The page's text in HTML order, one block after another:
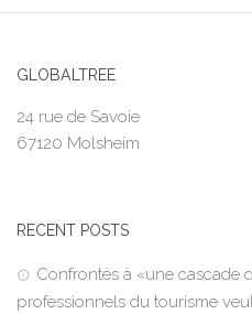
GLOBALTREE
24 rue de Savoie
67120 Molsheim
RECENT POSTS
Confrontés à «une cascade
professionnels du tourisme